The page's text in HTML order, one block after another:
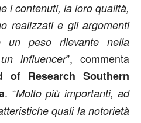
i contenuti, la loro qualità,
realizzati e gli argomenti
un peso rilevante nella
influencer”, commenta
of Research Southern
. “Molto più importanti, ad
quali la notorietà